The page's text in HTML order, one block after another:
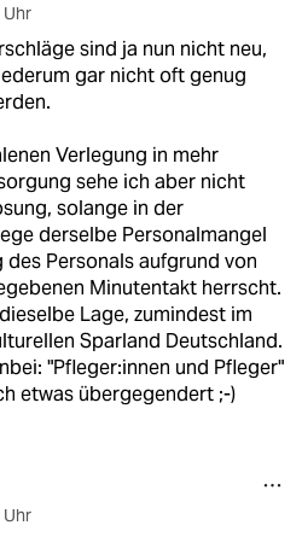
Uhr
sind ja nun nicht neu,
gar nicht oft genug
Verlegung in mehr
sehe ich aber nicht
solange in der
derselbe Personalmangel
des Personals aufgrund von
Minutentakt herrscht.
Lage, zumindest im
Sparland Deutschland.
"Pfleger:innen und Pfleger"
etwas übergegendert ;-)
Uhr